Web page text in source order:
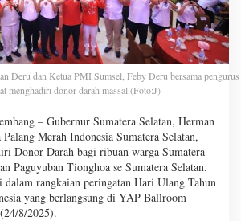
Deru dan Ketua PMI Sumsel, Feby Deru bersama pengurus
menghadiri donor darah massal.(Foto:J)
– Gubernur Sumatera Selatan, Herman
Merah Indonesia Sumatera Selatan,
Donor Darah bagi ribuan warga Sumatera
Paguyuban Tionghoa se Sumatera Selatan.
dalam rangkaian peringatan Hari Ulang Tahun
yang berlangsung di YAP Ballroom
8/2025).